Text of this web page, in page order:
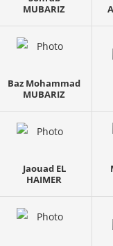
MUBARIZ
Baz Mohammad
MUBARIZ
Jaouad EL
HAIMER